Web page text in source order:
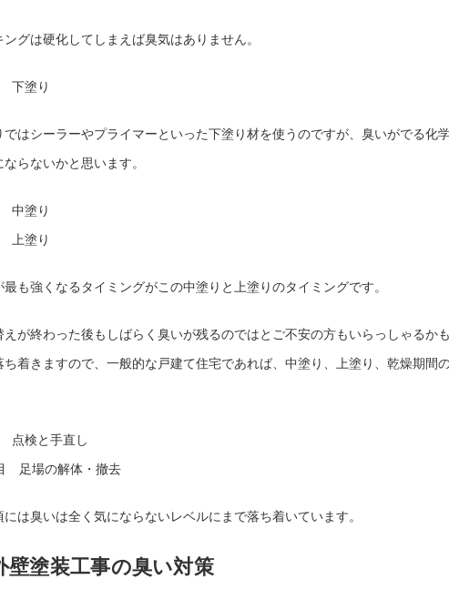
ングは硬化してしまえば臭気はありません。
下塗り
ではシーラーやプライマーといった下塗り材を使うのですが、臭いがでる化
ならないかと思います。
中塗り
上塗り
最も強くなるタイミングがこの中塗りと上塗りのタイミングです。
えが終わった後もしばらく臭いが残るのではとご不安の方もいらっしゃるか
ち着きますので、一般的な戸建て住宅であれば、中塗り、上塗り、乾燥期
点検と手直し
足場の解体・撤去
には臭いは全く気にならないレベルにまで落ち着いています。
壁塗装工事の臭い対策